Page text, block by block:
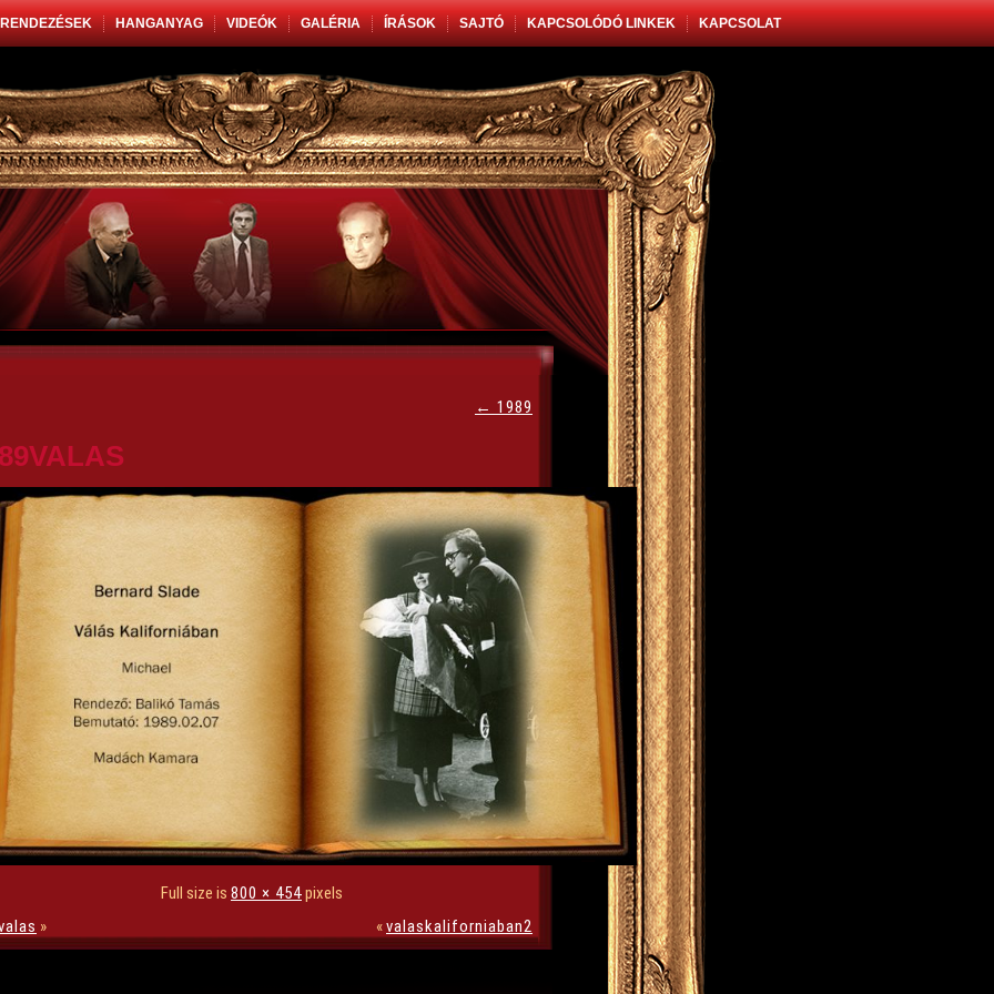
RENDEZÉSEK HANGANYAG VIDEÓK GALÉRIA ÍRÁSOK SAJTÓ KAPCSOLÓDÓ LINKEK KAPCSOLAT
← 1989
Full size is 800 × 454pixels
» «valaskaliforniaban2